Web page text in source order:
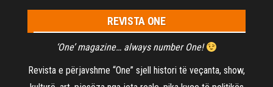
REVISTA ONE
‘One’ magazine… always number One!
Revista e përjavshme “One” sjell histori të veçanta, show,